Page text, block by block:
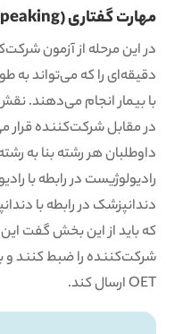
مهارت گفتاری (Speaking)
دقیقه‌ای را که می‌تواند به
با بیمار انجام ‌می‌دهند.
در مقابل شرکت‌کننده قرار
داوطلبان هر رشته بنا به
رادیولوژیست در رابطه با
دندانپزشک در رابطه با
که باید از این بخش گفت
شرکت‌کننده را ضبط کنند و
OET ارسال کند.